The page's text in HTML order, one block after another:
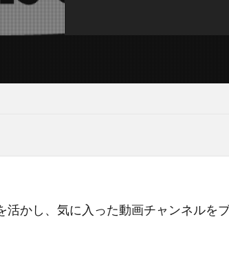
かし、気に入った動画チャンネルを